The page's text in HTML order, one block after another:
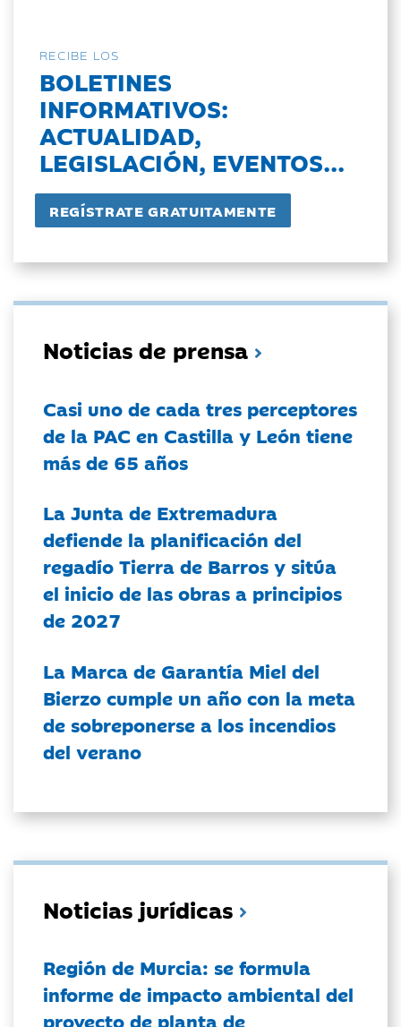
RECIBE LOS
BOLETINES
INFORMATIVOS:
ACTUALIDAD,
LEGISLACIÓN, EVENTOS...
Noticias de prensa
Casi uno de cada tres perceptores
de la PAC en Castilla y León tiene
más de 65 años
La Junta de Extremadura
defiende la planificación del
regadío Tierra de Barros y sitúa
el inicio de las obras a principios
de 2027
La Marca de Garantía Miel del
Bierzo cumple un año con la meta
de sobreponerse a los incendios
del verano
Noticias jurídicas
Región de Murcia: se formula
informe de impacto ambiental del
proyecto de planta de